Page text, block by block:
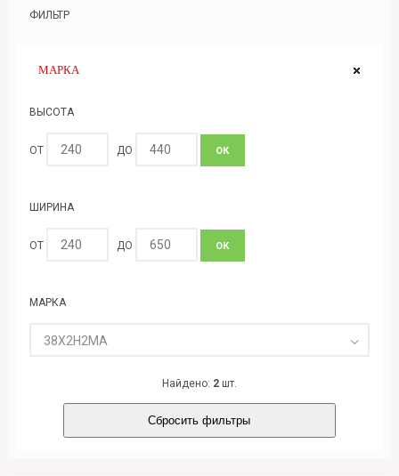
ФИЛЬТР
МАРКА
ВЫСОТА
ОТ ДО ОК
ШИРИНА
ОТ ДО ОК
МАРКА
38Х2Н2МА
Найдено: 2шт.
Сбросить фильтры